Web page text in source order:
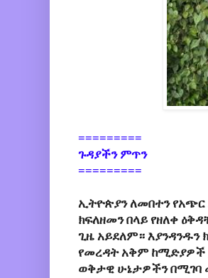
=========
ጉዳያችን ምጥን
=========
ኢትዮጵያን ለመበተን
ክፍለዘመን በላይ የዘለቀ
ጊዜ አይደለም። እያንዳንዱን
የመረዳት አቅም ከሚድያዎች
ወቅታዊ ሁኔታዎችን በሚገባ